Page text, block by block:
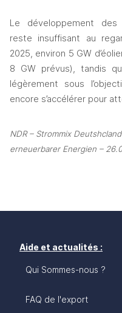
Le développement des
reste insuffisant au
2025, environ 5 GW
8 GW prévus), tandis
légèrement sous
encore s’accélérer pour
NDR – Strommix
erneuerbarer Energien –
Aide et actualités :
Qui Sommes-nous ?
FAQ de l'export